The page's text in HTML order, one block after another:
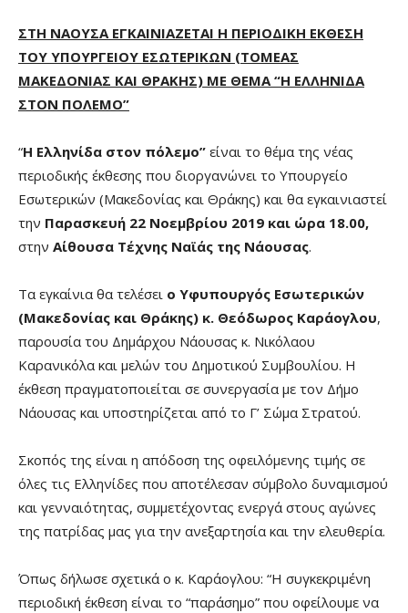
ΣΤΗ ΝΑΟΥΣΑ ΕΓΚΑΙΝΙΑΖΕΤΑΙ Η ΠΕΡΙΟΔΙΚΗ ΕΚΘΕΣΗ
ΤΟΥ ΥΠΟΥΡΓΕΙΟΥ ΕΣΩΤΕΡΙΚΩΝ (ΤΟΜΕΑΣ
ΜΑΚΕΔΟΝΙΑΣ ΚΑΙ ΘΡΑΚΗΣ) ΜΕ ΘΕΜΑ “Η ΕΛΛΗΝΙΔΑ
ΣΤΟΝ ΠΟΛΕΜΟ”
“Η Ελληνίδα στον πόλεμο” είναι το θέμα της νέας
περιοδικής έκθεσης που διοργανώνει το Υπουργείο
Εσωτερικών (Μακεδονίας και Θράκης) και θα εγκαινιαστεί
την Παρασκευή 22 Νοεμβρίου 2019 και ώρα 18.00,
στην Αίθουσα Τέχνης Ναϊάς της Νάουσας.
Τα εγκαίνια θα τελέσει ο Υφυπουργός Εσωτερικών
(Μακεδονίας και Θράκης) κ. Θεόδωρος Καράογλου,
παρουσία του Δημάρχου Νάουσας κ. Νικόλαου
Καρανικόλα και μελών του Δημοτικού Συμβουλίου. Η
έκθεση πραγματοποιείται σε συνεργασία με τον Δήμο
Νάουσας και υποστηρίζεται από το Γ’ Σώμα Στρατού.
Σκοπός της είναι η απόδοση της οφειλόμενης τιμής σε
όλες τις Ελληνίδες που αποτέλεσαν σύμβολο δυναμισμού
και γενναιότητας, συμμετέχοντας ενεργά στους αγώνες
της πατρίδας μας για την ανεξαρτησία και την ελευθερία.
Όπως δήλωσε σχετικά ο κ. Καράογλου: “Η συγκεκριμένη
περιοδική έκθεση είναι το “παράσημο” που οφείλουμε να